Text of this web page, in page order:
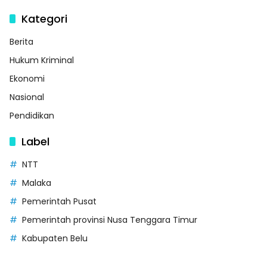
Kategori
Berita
Hukum Kriminal
Ekonomi
Nasional
Pendidikan
Label
NTT
Malaka
Pemerintah Pusat
Pemerintah provinsi Nusa Tenggara Timur
Kabupaten Belu